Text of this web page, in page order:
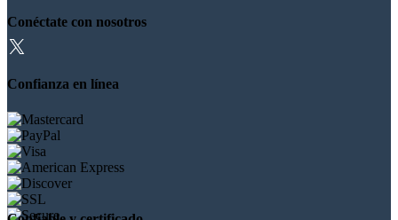
Conéctate con nosotros
Confianza en línea